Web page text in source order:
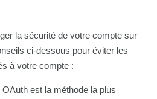
la sécurité de votre compte sur
ci-dessous pour éviter les
à votre compte :
est la méthode la plus